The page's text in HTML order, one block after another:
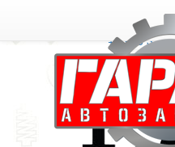
+7 906 377